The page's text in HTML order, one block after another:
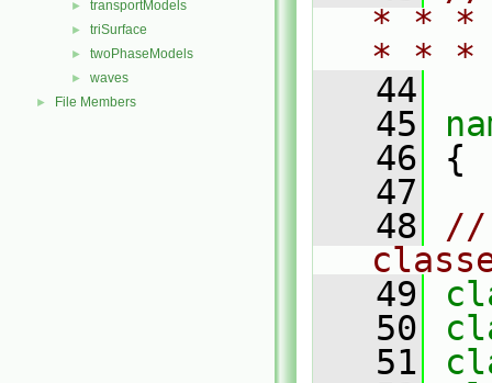
► transportModels
► triSurface
► twoPhaseModels
► waves
► File Members
* * *
* *
   44
   45
   46
{
   47
   48
//
   49
   50
   51